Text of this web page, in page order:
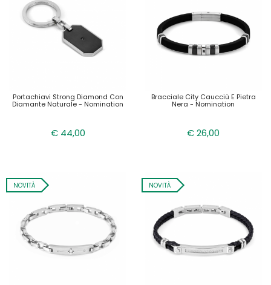
Portachiavi Strong Diamond Con
Diamante Naturale - Nomination
€ 44,00
Bracciale City Caucciù E Pietra
Nera - Nomination
€ 26,00
NOVITÀ NOVITÀ